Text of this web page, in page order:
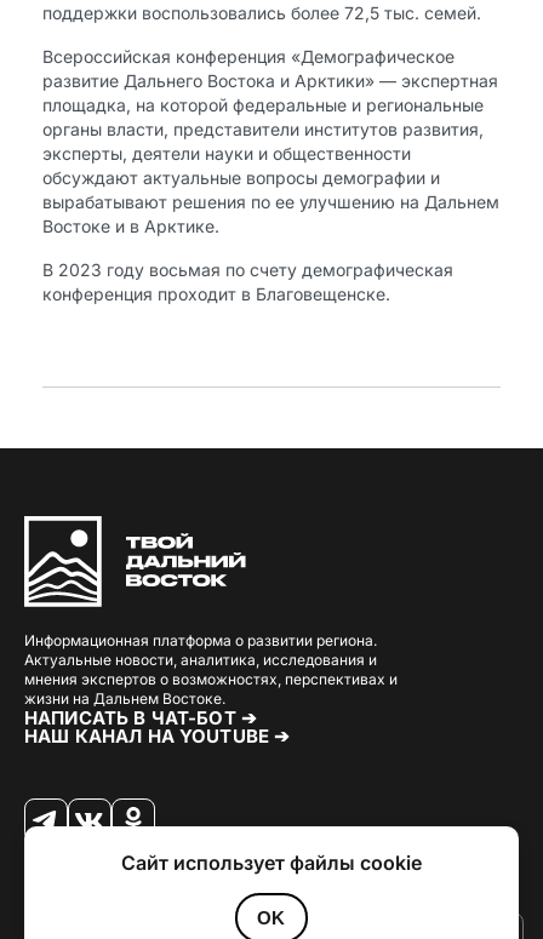
поддержки воспользовались более 72,5 тыс. семей.
Всероссийская конференция «Демографическое
развитие Дальнего Востока и Арктики» — экспертная
площадка, на которой федеральные и региональные
органы власти, представители институтов развития,
эксперты, деятели науки и общественности
обсуждают актуальные вопросы демографии и
вырабатывают решения по ее улучшению на Дальнем
Востоке и в Арктике.
В 2023 году восьмая по счету демографическая
конференция проходит в Благовещенске.
Информационная платформа о развитии региона.
Актуальные новости, аналитика, исследования и
мнения экспертов о возможностях, перспективах и
жизни на Дальнем Востоке.
НАПИСАТЬ В ЧАТ-БОТ ➔
НАШ КАНАЛ НА YOUTUBE ➔
. РазработкаLoimi.
Политика конфиденциальности
Сайт использует файлы cookie
OK